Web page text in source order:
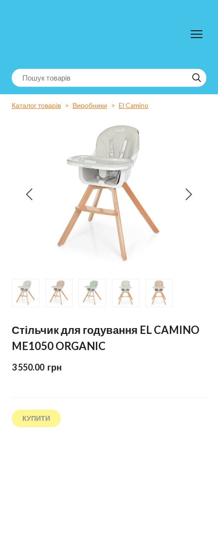
Каталог товарів Виробники El Camino
Стільчик для годування EL CAMINO
ME1050 ORGANIC
3 550.00  грн
КУПИТИ